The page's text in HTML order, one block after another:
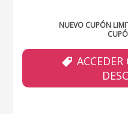
NUEVO CUPÓN